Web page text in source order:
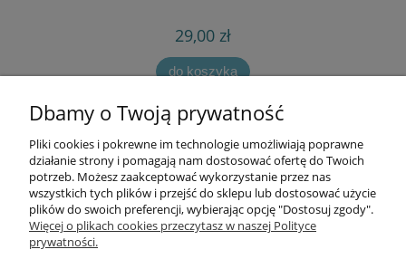
29,00 zł
do koszyka
Informacje
Opłaty i koszty dostawy
Dbamy o Twoją prywatność
Pliki cookies i pokrewne im technologie umożliwiają poprawne
działanie strony i pomagają nam dostosować ofertę do Twoich
potrzeb. Możesz zaakceptować wykorzystanie przez nas
wszystkich tych plików i przejść do sklepu lub dostosować użycie
plików do swoich preferencji, wybierając opcję "Dostosuj zgody".
Więcej o plikach cookies przeczytasz w naszej Polityce
prywatności.